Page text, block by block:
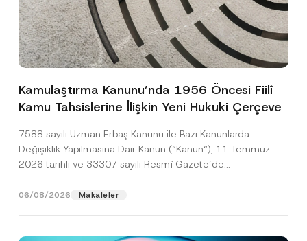
Kamulaştırma Kanunu’nda 1956 Öncesi Fiilî
Kamu Tahsislerine İlişkin Yeni Hukuki Çerçeve
7588 sayılı Uzman Erbaş Kanunu ile Bazı Kanunlarda
Değişiklik Yapılmasına Dair Kanun (“Kanun“), 11 Temmuz
2026 tarihli ve 33307 sayılı Resmî Gazete’de
06/08/2026 Makaleler